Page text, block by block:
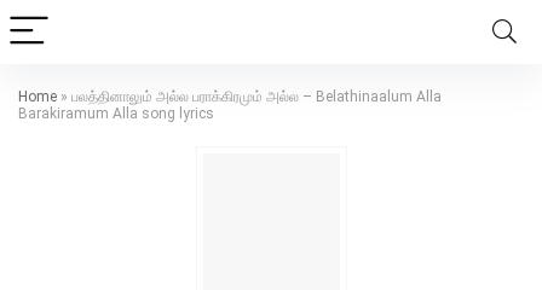
Home » பலத்தினாலும் அல்ல பராக்கிரமும் அல்ல – Belathinaalum Alla
Barakiramum Alla song lyrics